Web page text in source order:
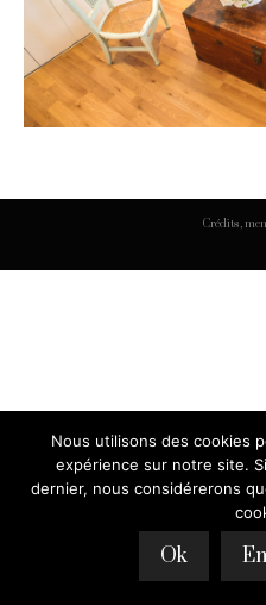
Crédits,
Nous utilisons des cookies
expérience sur notre site.
dernier, nous considérerons
Ok